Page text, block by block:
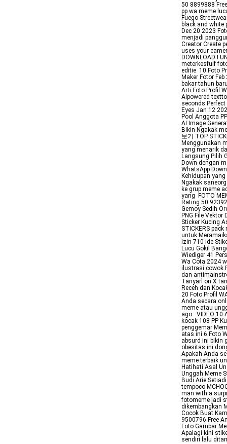
50 8899888
pp wa meme
Fuego
black and white
Dec 20 2023
menjadi
Creator Create
uses your
DOWNLOAD
meterkesfuif
editie 10 Foto
Maker Fotor
bakar tahun
Arti Foto Profil
AIpowered
seconds
Eyes Jan 12
Pool Anggota
AI Image
Bikin Ngakak
보기 TOP
Menggunakan
yang menarik
Langsung Pilih
Down dengan
WhatsApp
Kehidupan
Ngakak
ke grup meme
yang FOTO
Rating 50
Gemoy Sedih
PNG File
Sticker Kucing
STICKERS
untuk
Izin 710 ide
Lucu Gokil
Wiediger 41
Wa Cota 2024
ilustrasi cowok
dan
Tanyarl on X
Receh dan
20 Foto Profil
Anda secara
meme atau
ago VIDEO 10
kocak 108 PP
penggemar
atas ini 6 Foto
absurd ini bikin
obesitas ini
Apakah Anda
meme terbaik
Hatihati Asal
Unggah Meme
Budi Arie
tempoco
man with a
fotomeme jadi
dikembangkan
Cocok Buat
9500796 Free
Foto Gambar
Apalagi kini
sendiri lalu